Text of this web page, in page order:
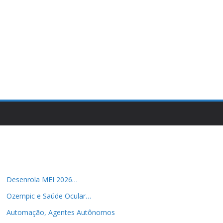
Desenrola MEI 2026…
Ozempic e Saúde Ocular…
Automação, Agentes Autônomos